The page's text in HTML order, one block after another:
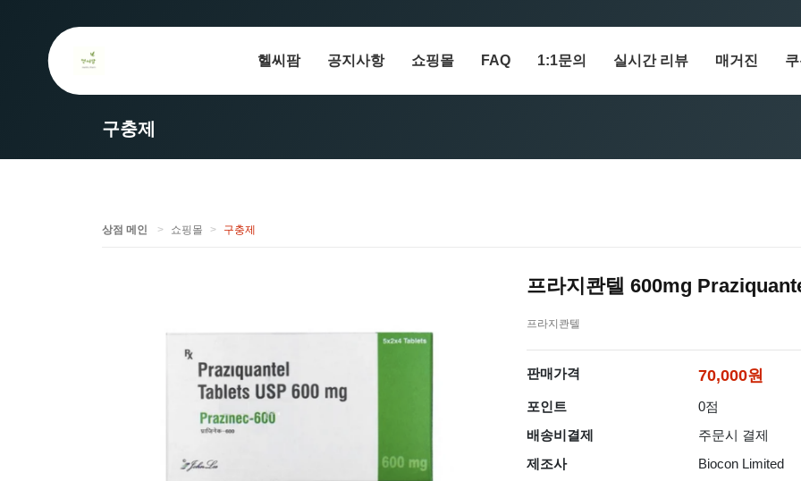
헬씨팜 공지사항 쇼핑몰 FAQ 1:1문의 실시간 리뷰 매거진
구충제
상점 메인 쇼핑몰 구충제
프라지콴텔 600mg
프라지콴텔
판매가격 70,000원
포인트
0점
배송비결제
주문시 결제
제조사
Biocon Limited